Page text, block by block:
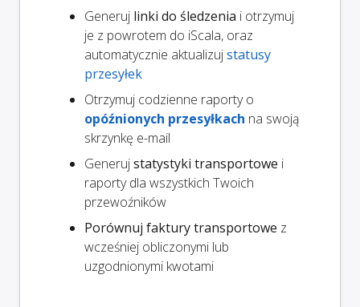
Generuj linki do śledzenia i otrzymuj
je z powrotem do iScala, oraz
automatycznie aktualizujstatusy
przesyłek
Otrzymuj codzienne raporty o
opóźnionych przesyłkach na swoją
skrzynkę e-mail
Generujstatystyki transportowe i
raporty dla wszystkich Twoich
przewoźników
Porównuj faktury transportowe z
wcześniej obliczonymi lub
uzgodnionymi kwotami